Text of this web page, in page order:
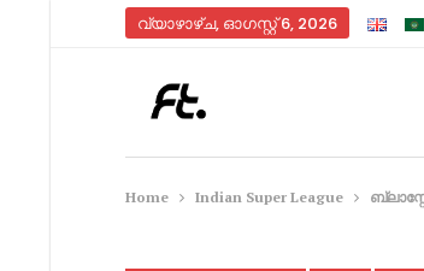
വ്യാഴാഴ്‌ച, ഓഗസ്റ്റ്‌ 6, 2026
Home Indian Super League